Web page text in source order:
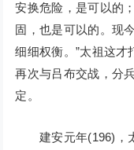
安换危险，是可以的
固，也是可以的。现
细细权衡。”太祖这才
再次与吕布交战，分
定。
建安元年(196)，太